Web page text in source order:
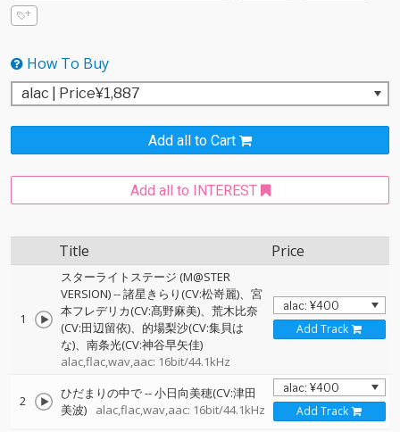
How To Buy
Add all to Cart
Add all to INTEREST
Title Price
1
スターライトステージ (M@STER
VERSION)--諸星きらり(CV:松嵜麗)、宮
本フレデリカ(CV:髙野麻美)、荒木比奈
(CV:田辺留依)、的場梨沙(CV:集貝は
な)、南条光(CV:神谷早矢佳)
alac,flac,wav,aac: 16bit/44.1kHz
Add Track
2 ひだまりの中で--小日向美穂(CV:津田
美波)
alac,flac,wav,aac: 16bit/44.1kHz Add Track